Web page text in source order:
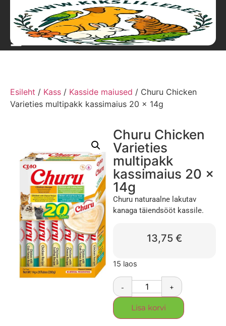
Esileht / Kass / Kasside maiused / Churu Chicken
Varieties multipakk kassimaius 20 x 14g
Churu Chicken
Varieties
multipakk
kassimaius 20 x
14g
Churu naturaalne lakutav
kanaga täiendsööt kassile.
13,75 €
15 laos
- +
Lisa korvi